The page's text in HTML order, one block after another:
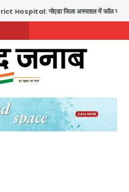
सीलिंग गिरी, गायनो OT गैलरी में बड़ा हादसा